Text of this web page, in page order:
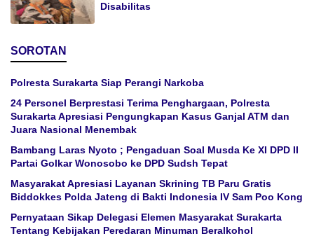
Disabilitas
SOROTAN
Polresta Surakarta Siap Perangi Narkoba
24 Personel Berprestasi Terima Penghargaan, Polresta
Surakarta Apresiasi Pengungkapan Kasus Ganjal ATM dan
Juara Nasional Menembak
Bambang Laras Nyoto ; Pengaduan Soal Musda Ke XI DPD II
Partai Golkar Wonosobo ke DPD Sudsh Tepat
Masyarakat Apresiasi Layanan Skrining TB Paru Gratis
Biddokkes Polda Jateng di Bakti Indonesia IV Sam Poo Kong
Pernyataan Sikap Delegasi Elemen Masyarakat Surakarta
Tentang Kebijakan Peredaran Minuman Beralkohol